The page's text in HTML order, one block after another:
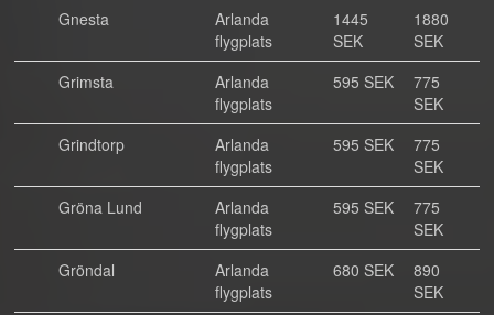
Gnesta
Arlanda
flygplats
1445
SEK
1880
SEK
Grimsta
Arlanda
flygplats
595 SEK
775
SEK
Grindtorp
Arlanda
flygplats
595 SEK
775
SEK
Gröna Lund
Arlanda
flygplats
595 SEK
775
SEK
Gröndal
Arlanda
flygplats
680 SEK
890
SEK